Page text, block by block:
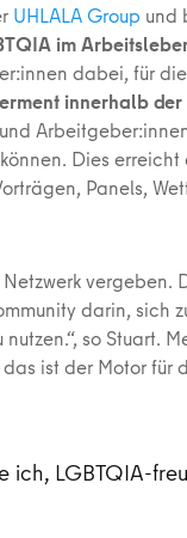
UHLALA Group und
im
dabei, für
innerhalb
Dies
Panels,
vergeben.
darin, sich
so Stuart.
ist der Motor für
ich, LGBTQIA-